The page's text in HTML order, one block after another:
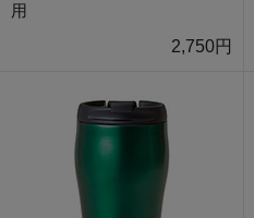
用
2,750円